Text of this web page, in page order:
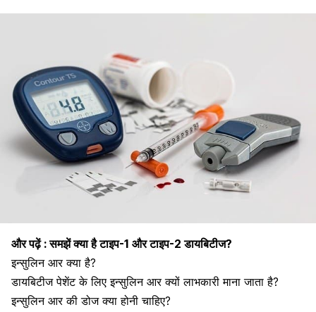
और पढ़ें :समझें क्या है टाइप-1 और टाइप-2 डायबिटीज?
इन्सुलिन आर क्या है?
डायबिटीज पेशेंट के लिए इन्सुलिन आर क्यों लाभकारी माना जाता है?
इन्सुलिन आर की डोज क्या होनी चाहिए?